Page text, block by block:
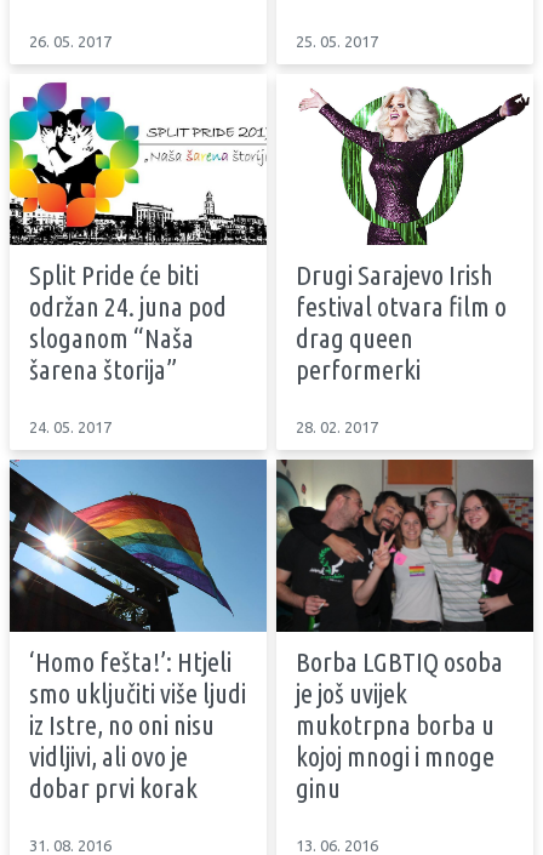
26. 05. 2017 25. 05. 2017
Split Pride će biti
održan 24. juna pod
sloganom “Naša
šarena štorija”
24. 05. 2017
Drugi Sarajevo Irish
festival otvara film o
drag queen
performerki
28. 02. 2017
‘Homo fešta!’: Htjeli
smo uključiti više ljudi
iz Istre, no oni nisu
vidljivi, ali ovo je
dobar prvi korak
31. 08. 2016
Borba LGBTIQ osoba
je još uvijek
mukotrpna borba u
kojoj mnogi i mnoge
ginu
13. 06. 2016